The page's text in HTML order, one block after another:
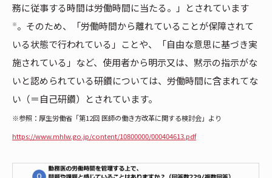
務に従事する時間は労働時間に当たる。」とされています
※。そのため、「労働時間から離れていることが保障されて
いる状態で行われている」ことや、「自由な意思に基づき実
施されている」など、使用者から明示又は、黙示の指示がな
いと認められている研鑽については、労働時間に含まれてな
い（＝自己研鑽）とされています。
※参照：厚生労働省「第12回 医師の働き方改革に関する検討会」より
https://www.mhlw.go.jp/content/10800000/000404613.pdf